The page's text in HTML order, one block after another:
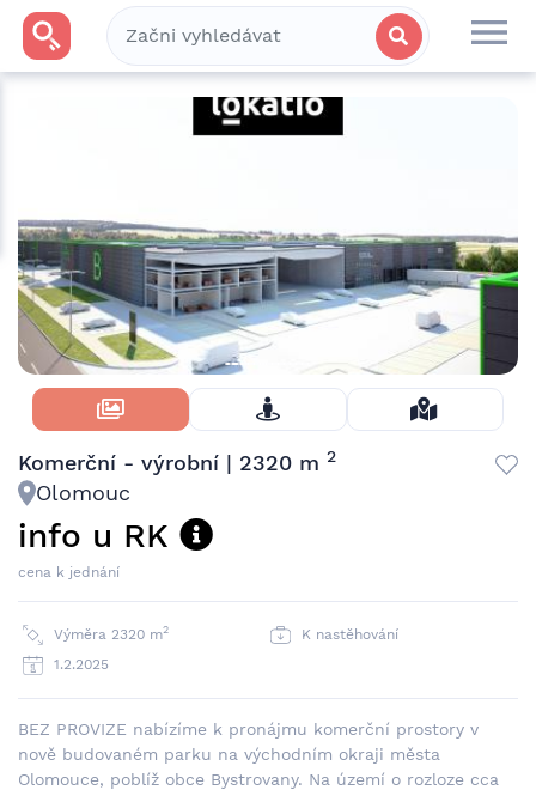
Skrýt Fotky
Komerční - výrobní | 2320 m 2
Olomouc
info u RK
cena k jednání
Výměra 2320 m2
K nastěhování
1.2.2025
BEZ PROVIZE nabízíme k pronájmu komerční prostory v
nově budovaném parku na východním okraji města
Olomouce, poblíž obce Bystrovany. Na území o rozloze cca